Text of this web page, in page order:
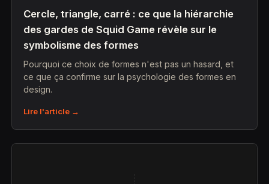
Cercle, triangle, carré : ce que la hiérarchie
des gardes de Squid Game révèle sur le
symbolisme des formes
Pourquoi ce choix de formes n'est pas un hasard, et
ce que ça confirme sur la psychologie des formes en
design.
Lire l'article →